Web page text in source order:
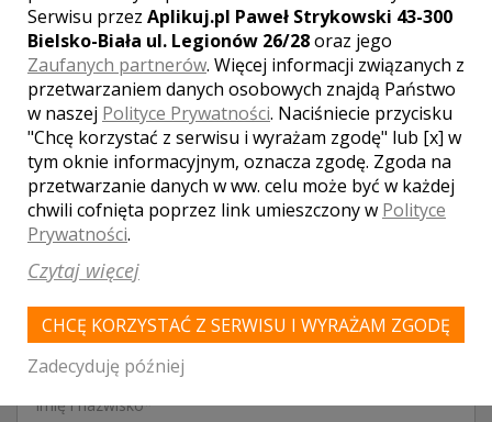
Wesele Gliwice, Wesele Czerwionka-Leszczyny,Wesele
Zabrze,Wesele Katowice ,Wesele Rybnik, Wesele
Świętochłowice
WASZA OCENA:
3.67| głosów:3
SKONTAKTUJ SIĘ Z LOKALEM,
OTRZYMASZ WYJĄTKOWĄ OFERTĘ
Serwisu przez Aplikuj.pl Paweł Strykowski 43-300
Bielsko-Biała ul. Legionów 26/28oraz jego
Zaufanych partnerów. Więcej informacji związanych z
przetwarzaniem danych osobowych znajdą Państwo
w naszej Polityce Prywatności. Naciśniecie przycisku
"Chcę korzystać z serwisu i wyrażam zgodę" lub [x] w
tym oknie informacyjnym, oznacza zgodę. Zgoda na
przetwarzanie danych w ww. celu może być w każdej
chwili cofnięta poprzez link umieszczony w Polityce
Prywatności.
Czytaj więcej
CHCĘ KORZYSTAĆ Z SERWISU I WYRAŻAM ZGODĘ
Zadecyduję później